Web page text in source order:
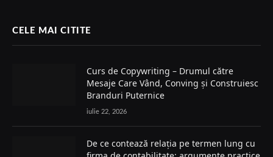
CELE MAI CITITE
Curs de Copywriting – Drumul către
Mesaje Care Vând, Conving și Construiesc
Branduri Puternice
iulie 22, 2026
De ce contează relația pe termen lung cu